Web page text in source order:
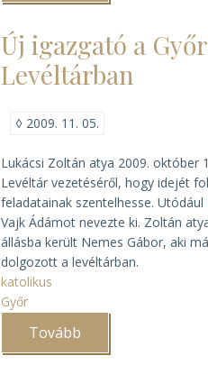
Endre
Fraknói
Vilmos-
díjat
kapott)
Új igazgató a
Levéltárban
◊ 2009. 11. 05.
Lukácsi Zoltán atya 2009. október
Levéltár vezetéséről, hogy idejét
feladatainak szentelhesse.
Vajk Ádámot nevezte ki. Zoltán
állásba került Nemes Gábor, aki
dolgozott a levéltárban.
katolikus
Győr
Tovább
a